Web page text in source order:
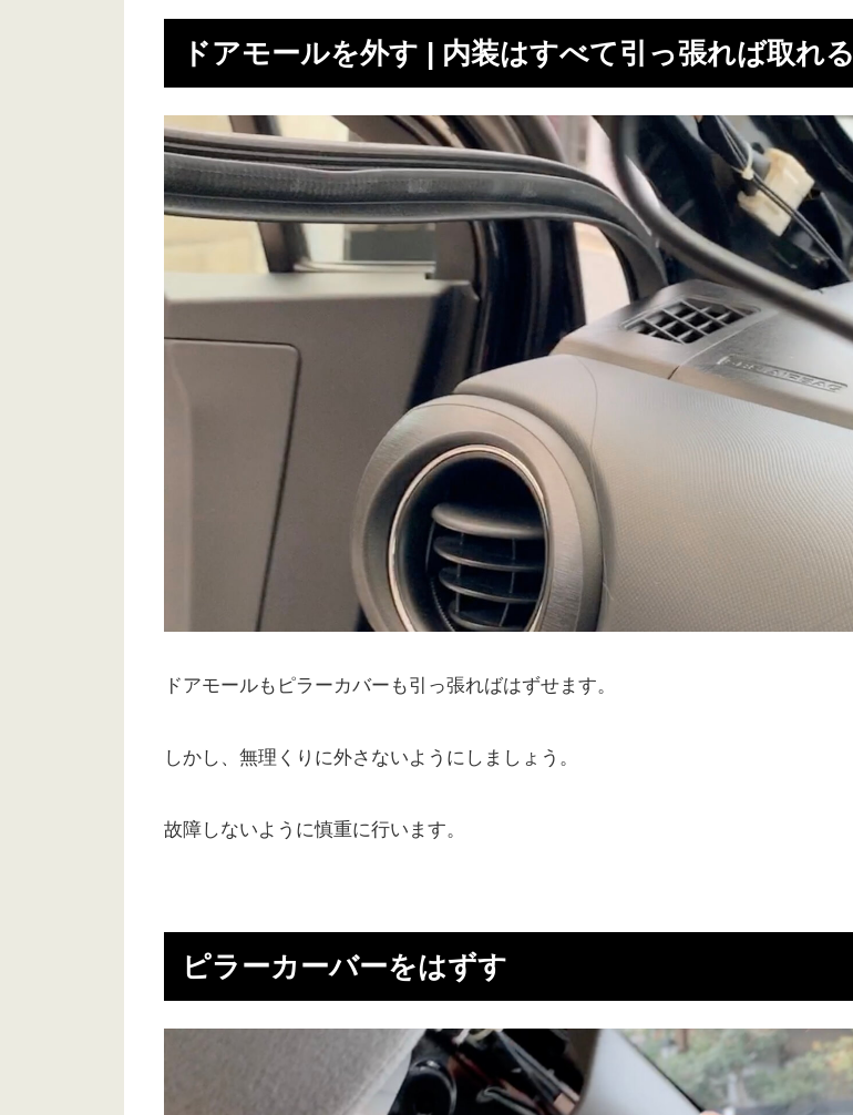
ドアモールを外す | 内装はすべて引っ張れば取れる
ドアモールもピラーカバーも引っ張ればはずせます。
しかし、無理くりに外さないようにしましょう。
故障しないように慎重に行います。
ピラーカーバーをはずす